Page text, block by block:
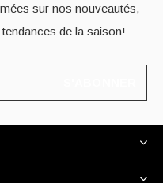
sur nos nouveautés,
de la saison!